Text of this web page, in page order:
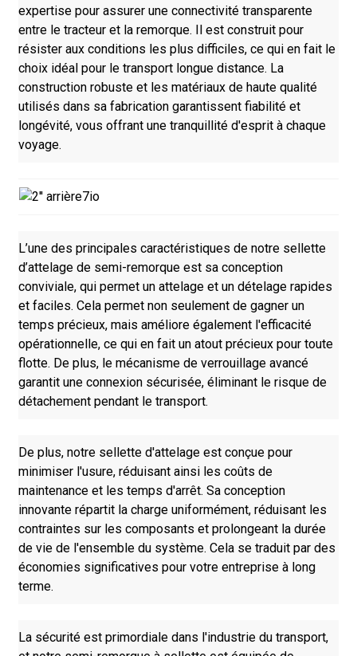
expertise pour assurer une connectivité transparente
entre le tracteur et la remorque. Il est construit pour
résister aux conditions les plus difficiles, ce qui en fait le
choix idéal pour le transport longue distance. La
construction robuste et les matériaux de haute qualité
utilisés dans sa fabrication garantissent fiabilité et
longévité, vous offrant une tranquillité d'esprit à chaque
voyage.
L’une des principales caractéristiques de notre sellette
d’attelage de semi-remorque est sa conception
conviviale, qui permet un attelage et un dételage rapides
et faciles. Cela permet non seulement de gagner un
temps précieux, mais améliore également l'efficacité
opérationnelle, ce qui en fait un atout précieux pour toute
flotte. De plus, le mécanisme de verrouillage avancé
garantit une connexion sécurisée, éliminant le risque de
détachement pendant le transport.
De plus, notre sellette d'attelage est conçue pour
minimiser l'usure, réduisant ainsi les coûts de
maintenance et les temps d'arrêt. Sa conception
innovante répartit la charge uniformément, réduisant les
contraintes sur les composants et prolongeant la durée
de vie de l'ensemble du système. Cela se traduit par des
économies significatives pour votre entreprise à long
terme.
La sécurité est primordiale dans l'industrie du transport,